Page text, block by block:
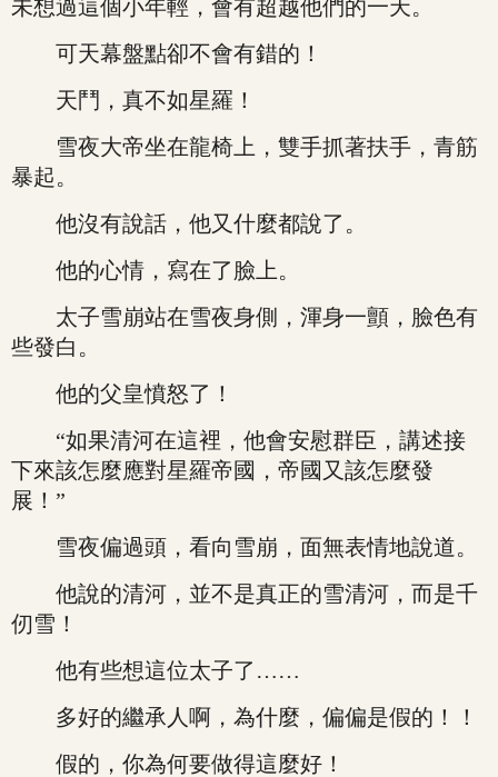
未想過這個小年輕，會有超越他們的一天。
可天幕盤點卻不會有錯的！
天鬥，真不如星羅！
雪夜大帝坐在龍椅上，雙手抓著扶手，青筋
暴起。
他沒有說話，他又什麼都說了。
他的心情，寫在了臉上。
太子雪崩站在雪夜身側，渾身一顫，臉色有
些發白。
他的父皇憤怒了！
“如果清河在這裡，他會安慰群臣，講述接
下來該怎麼應對星羅帝國，帝國又該怎麼發
展！”
雪夜偏過頭，看向雪崩，面無表情地說道。
他說的清河，並不是真正的雪清河，而是千
仞雪！
他有些想這位太子了……
多好的繼承人啊，為什麼，偏偏是假的！！
假的，你為何要做得這麼好！